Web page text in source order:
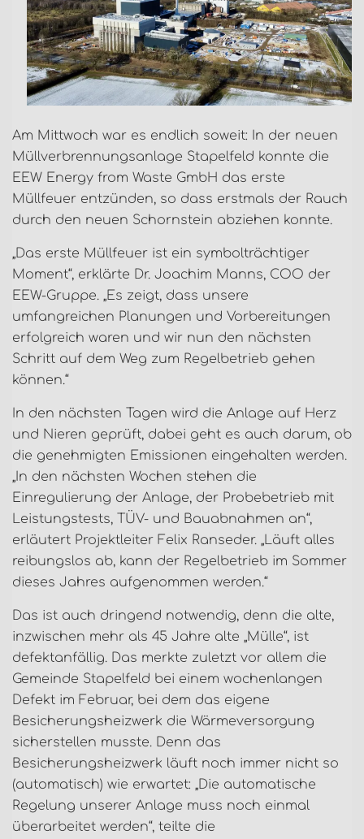
Am Mittwoch war es endlich soweit: In der neuen
Müllverbrennungsanlage Stapelfeld konnte die
EEW Energy from Waste GmbH das erste
Müllfeuer entzünden, so dass erstmals der Rauch
durch den neuen Schornstein abziehen konnte.
„Das erste Müllfeuer ist ein symbolträchtiger
Moment“, erklärte Dr. Joachim Manns, COO der
EEW-Gruppe. „Es zeigt, dass unsere
umfangreichen Planungen und Vorbereitungen
erfolgreich waren und wir nun den nächsten
Schritt auf dem Weg zum Regelbetrieb gehen
können.“
In den nächsten Tagen wird die Anlage auf Herz
und Nieren geprüft, dabei geht es auch darum, ob
die genehmigten Emissionen eingehalten werden.
„In den nächsten Wochen stehen die
Einregulierung der Anlage, der Probebetrieb mit
Leistungstests, TÜV- und Bauabnahmen an“,
erläutert Projektleiter Felix Ranseder. „Läuft alles
reibungslos ab, kann der Regelbetrieb im Sommer
dieses Jahres aufgenommen werden.“
Das ist auch dringend notwendig, denn die alte,
inzwischen mehr als 45 Jahre alte „Mülle“, ist
defektanfällig. Das merkte zuletzt vor allem die
Gemeinde Stapelfeld bei einem wochenlangen
Defekt im Februar, bei dem das eigene
Besicherungsheizwerk die Wärmeversorgung
sicherstellen musste. Denn das
Besicherungsheizwerk läuft noch immer nicht so
(automatisch) wie erwartet: „Die automatische
Regelung unserer Anlage muss noch einmal
überarbeitet werden“, teilte die